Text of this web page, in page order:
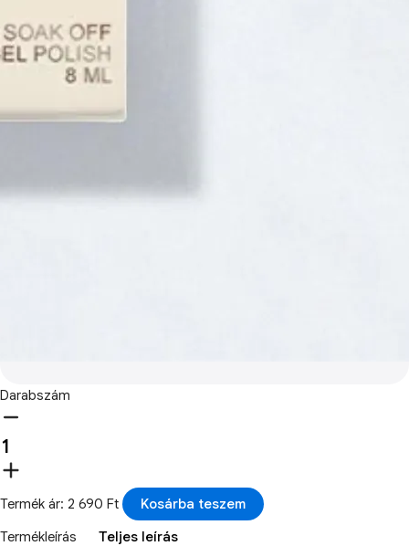
Darabszám
Termék ár: 2 690 Ft
Kosárba teszem
Termékleírás
Teljes leírás